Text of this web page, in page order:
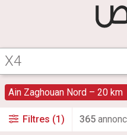
Ain Zaghouan Nord – 20 km
Filtres (1) 365